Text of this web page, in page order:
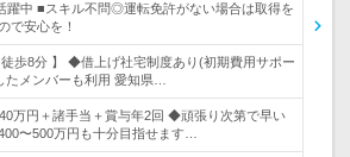
躍中 ■スキル不問◎運転免許がない場合は取得を
で安心を！
徒歩8分 】 ◆借上げ社宅制度あり(初期費用サポー
たメンバーも利用 愛知県…
万円＋諸手当＋賞与年2回 ◆頑張り次第で早い
〜500万円も十分目指せます…